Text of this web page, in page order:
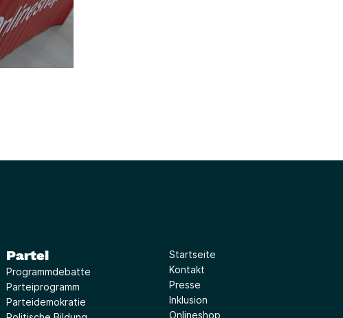
Partei
Programmdebatte
Parteiprogramm
Parteidemokratie
Startseite
Kontakt
Presse
Inklusion
Onlineshop